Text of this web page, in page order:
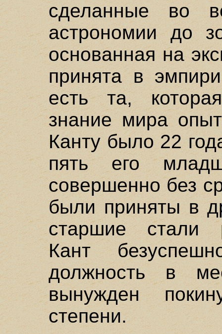
сделанные во
астрономии до
основанная на
принята в
есть та,
знание мира
Канту было 22
пять его
совершенно без
были приняты в
старшие стали
Кант
должность в
вынужден
степени.